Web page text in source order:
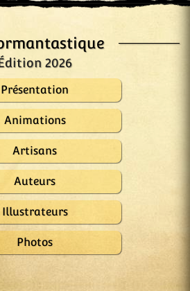
2026
Présentation
Animations
Artisans
Auteurs
Illustrateurs
Photos